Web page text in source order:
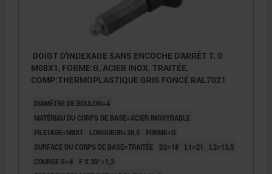
DOIGT D'INDEXAGE SANS ENCOCHE D'ARRÊT T. 0
M08X1, FORME:G, ACIER INOX. TRAITÉE,
COMP:THERMOPLASTIQUE GRIS FONCÉ RAL7021
DIAMÈTRE DE BOULON=4
MATÉRIAU DU CORPS DE BASE=ACIER INOXYDABLE
FILETAGE=M8X1
LONGUEUR=38,5
FORME=G
SURFACE DU CORPS DE BASE=TRAITÉE
D2=18 L1=21
L2=13,5
COURSE S=4
F X 30°=1,3